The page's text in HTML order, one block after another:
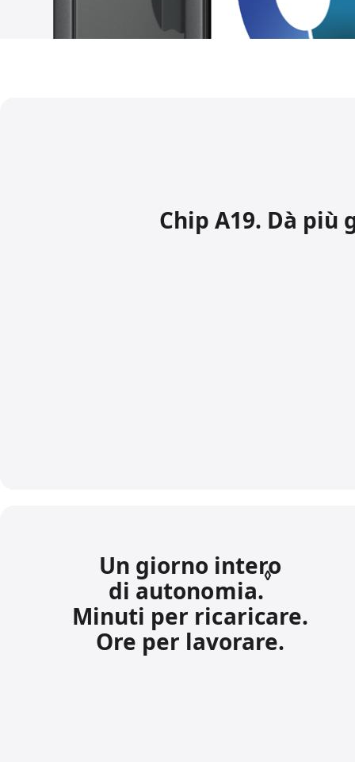
Chip A19. Dà
Un giorno intero
di autonomia.
◊
le
note
Minuti per ricaricare.
Ore per lavorare.